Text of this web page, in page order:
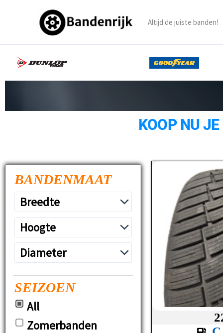
inhoud
Altijd de juiste banden!
KOOP NU
BANDENMAAT
SEIZOEN
All
Zomerbanden